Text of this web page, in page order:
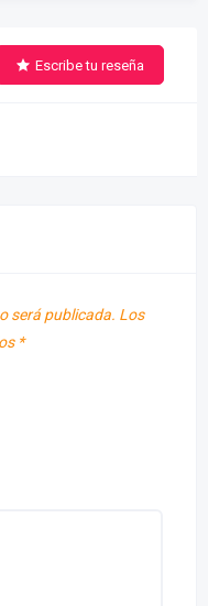
Escribe tu reseña
será publicada. Los
*